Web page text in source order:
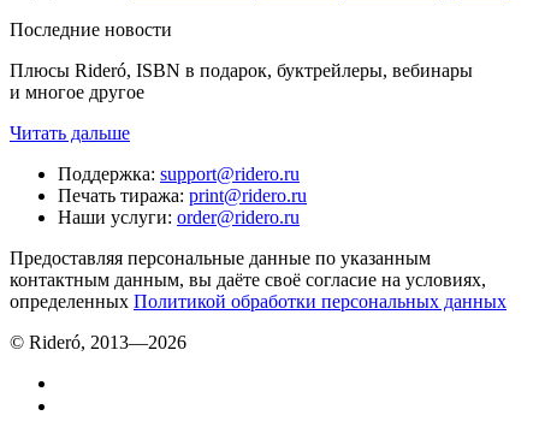
Последние новости
Плюсы Rideró, ISBN в подарок, буктрейлеры, вебинары
и многое другое
Читать дальше
Поддержка: support@ridero.ru
Печать тиража: print@ridero.ru
Наши услуги: order@ridero.ru
Предоставляя персональные данные по указанным
контактным данным, вы даёте своё согласие на условиях,
определенных Политикой обработки персональных данных
© Rideró, 2013—2026